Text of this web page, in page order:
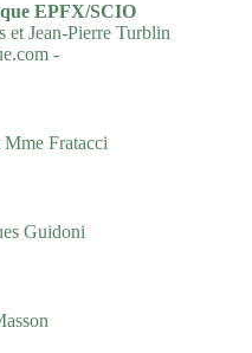
EPFX/SCIO
et Jean-Pierre Turblin
-
Fratacci
Guidoni